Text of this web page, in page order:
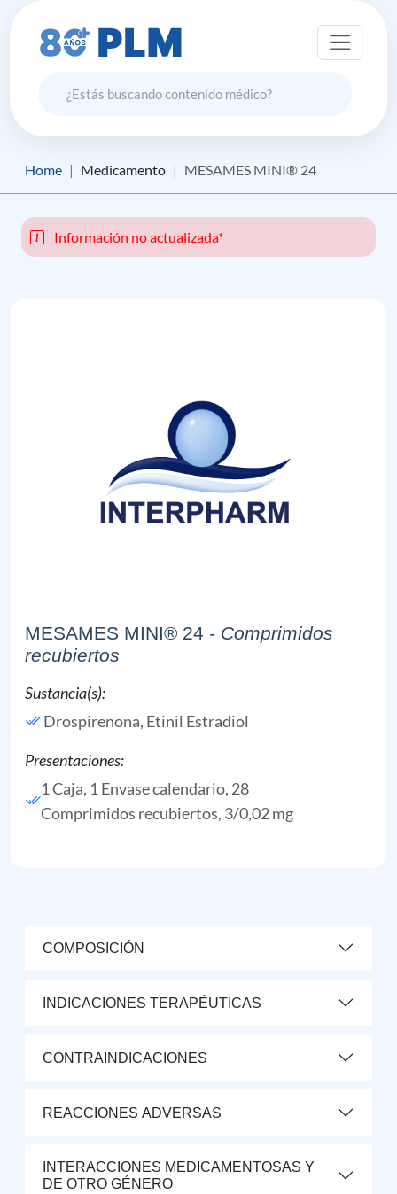
Home Medicamento MESAMES MINI® 24
Información no actualizada*
MESAMES MINI® 24 - Comprimidos
recubiertos
Sustancia(s):
Drospirenona, Etinil Estradiol
Presentaciones:
1 Caja, 1 Envase calendario, 28
Comprimidos recubiertos, 3/0,02 mg
COMPOSICIÓN
INDICACIONES TERAPÉUTICAS
CONTRAINDICACIONES
REACCIONES ADVERSAS
INTERACCIONES MEDICAMENTOSAS Y
DE OTRO GÉNERO